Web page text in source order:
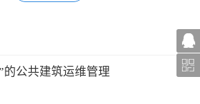
的公共建筑运维管理